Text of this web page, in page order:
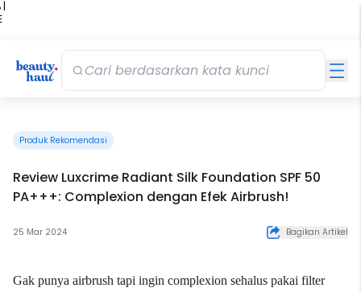
|
Produk Rekomendasi
Review Luxcrime Radiant Silk Foundation SPF 50
PA+++: Complexion dengan Efek Airbrush!
25 Mar 2024 Bagikan Artikel
Gak punya airbrush tapi ingin complexion sehalus pakai filter